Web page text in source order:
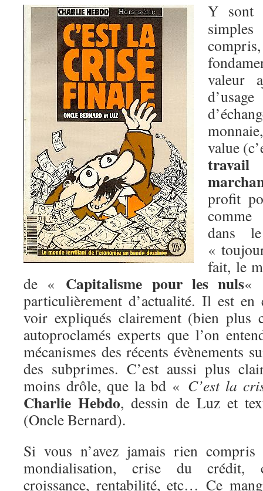
Y sont
valeur
value
travail
profit
comme
dans
«
fait, le
de « Capitalisme pour les nuls«
particulièrement d’actualité. Il est
voir expliqués clairement (bien plus
autoproclamés experts que l’on
mécanismes des récents évènements
des subprimes. C’est aussi plus
moins drôle, que la bd « C’est la
Charlie Hebdo, dessin de Luz et
(Oncle Bernard).
Si vous n’avez jamais rien
mondialisation, crise du crédit,
croissance, rentabilité, etc… Ce